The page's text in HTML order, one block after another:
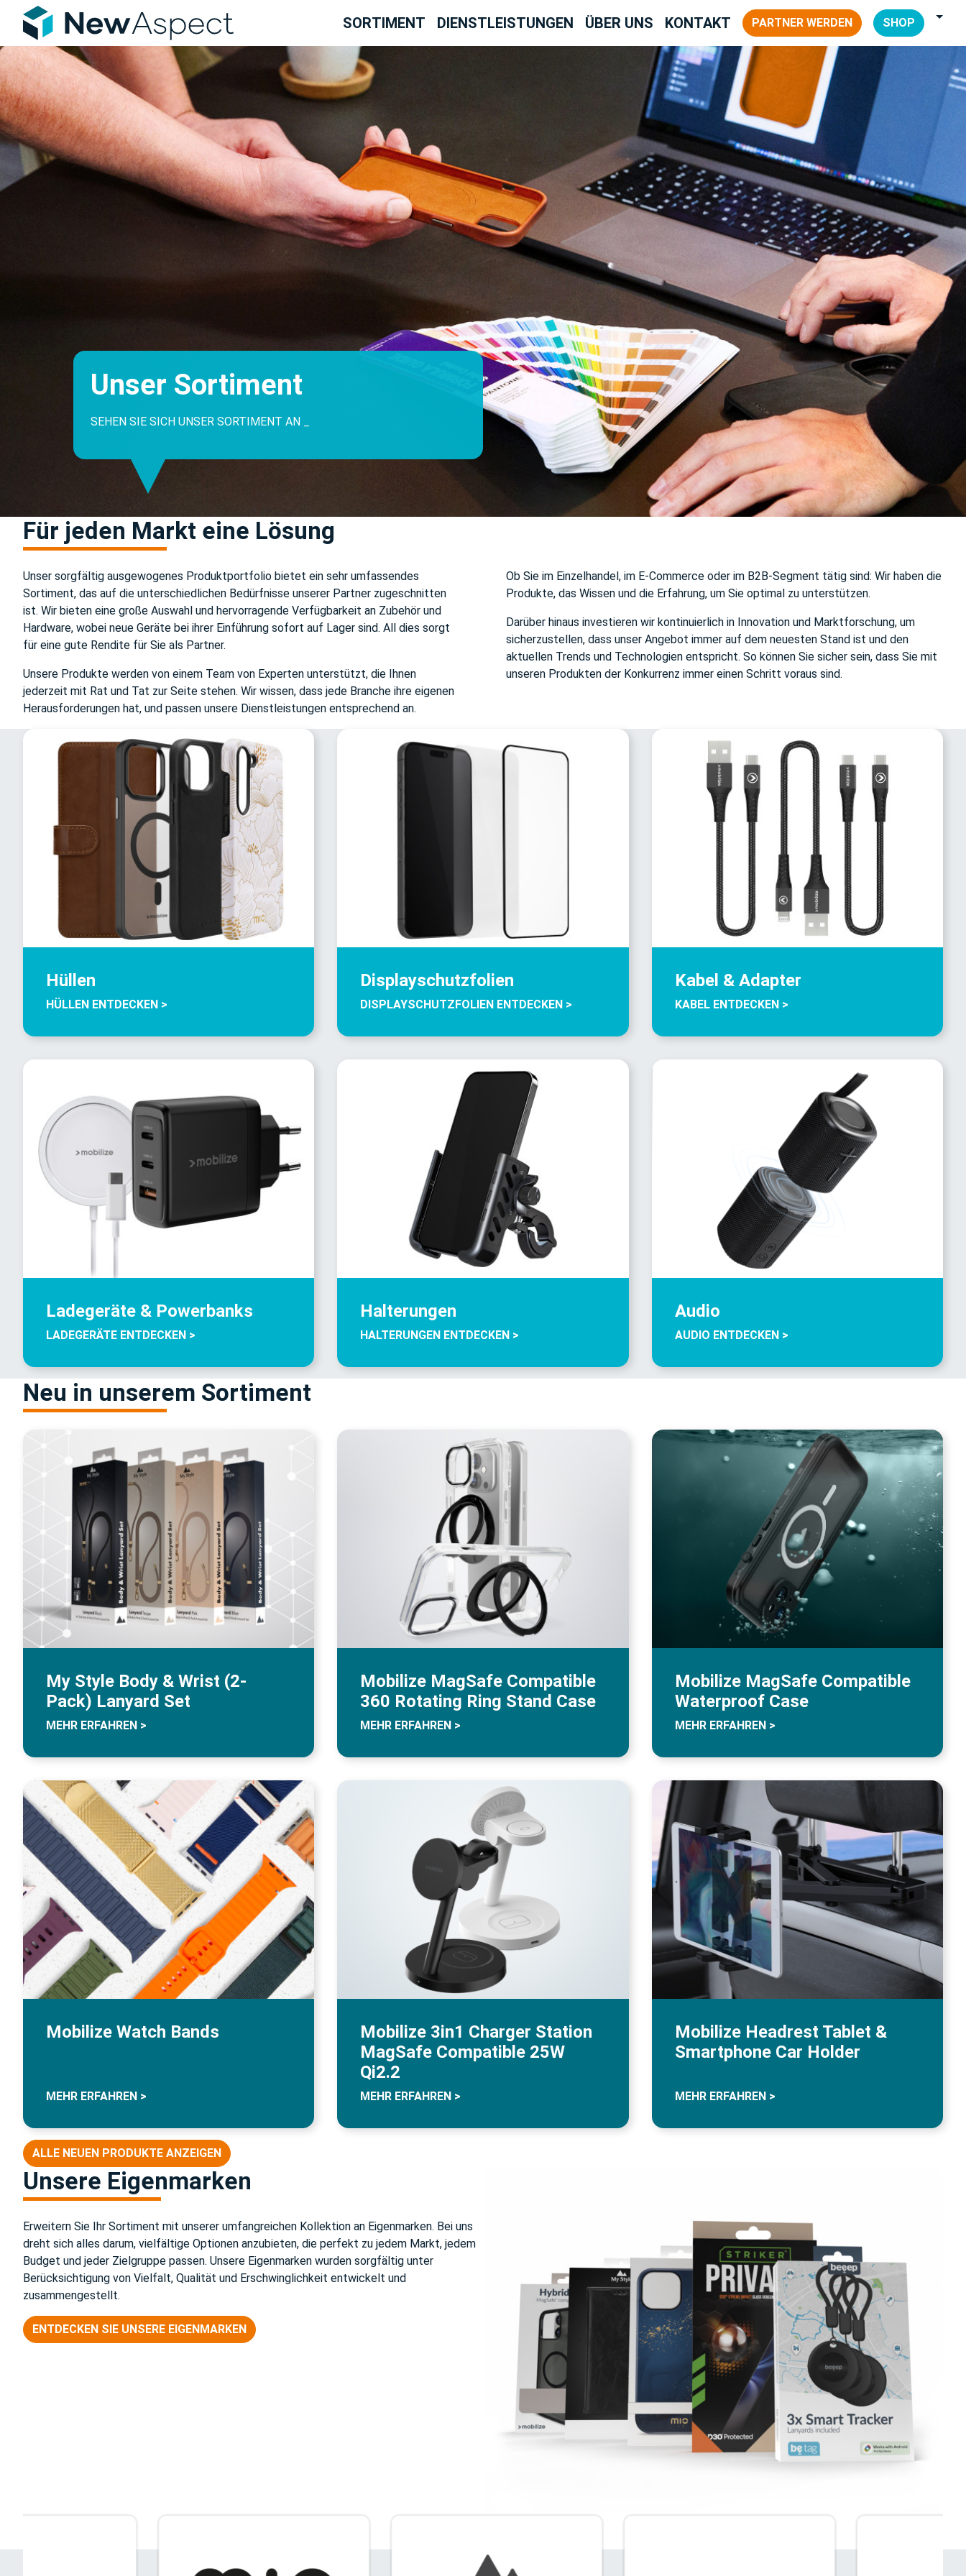
SORTIMENT DIENSTLEISTUNGEN ÜBER UNS KONTAKT PARTNER WERDEN SHOP
Unser Sortiment
SEHEN SIE SICH UNSER SORTIMENT AN
Für jeden Markt eine Lösung
Unser sorgfältig ausgewogenes Produktportfolio bietet ein sehr umfassendes
Sortiment, das auf die unterschiedlichen Bedürfnisse unserer Partner zugeschnitten
ist. Wir bieten eine große Auswahl und hervorragende Verfügbarkeit an Zubehör und
Hardware, wobei neue Geräte bei ihrer Einführung sofort auf Lager sind. All dies sorgt
für eine gute Rendite für Sie als Partner.
Unsere Produkte werden von einem Team von Experten unterstützt, die Ihnen
jederzeit mit Rat und Tat zur Seite stehen. Wir wissen, dass jede Branche ihre eigenen
Herausforderungen hat, und passen unsere Dienstleistungen entsprechend an.
Ob Sie im Einzelhandel, im E-Commerce oder im B2B-Segment tätig sind: Wir haben die
Produkte, das Wissen und die Erfahrung, um Sie optimal zu unterstützen.
Darüber hinaus investieren wir kontinuierlich in Innovation und Marktforschung, um
sicherzustellen, dass unser Angebot immer auf dem neuesten Stand ist und den
aktuellen Trends und Technologien entspricht. So können Sie sicher sein, dass Sie mit
unseren Produkten der Konkurrenz immer einen Schritt voraus sind.
Hüllen
HÜLLEN ENTDECKEN >
Displayschutzfolien
DISPLAYSCHUTZFOLIEN ENTDECKEN >
Kabel & Adapter
KABEL ENTDECKEN >
Ladegeräte & Powerbanks
LADEGERÄTE ENTDECKEN >
Halterungen
HALTERUNGEN ENTDECKEN >
Audio
AUDIO ENTDECKEN >
Neu in unserem Sortiment
My Style Body & Wrist (2-
Pack) Lanyard Set
MEHR ERFAHREN >
Mobilize MagSafe Compatible
360 Rotating Ring Stand Case
MEHR ERFAHREN >
Mobilize MagSafe Compatible
Waterproof Case
MEHR ERFAHREN >
Mobilize Watch Bands
MEHR ERFAHREN >
Mobilize 3in1 Charger Station
MagSafe Compatible 25W
Qi2.2
MEHR ERFAHREN >
Mobilize Headrest Tablet &
Smartphone Car Holder
MEHR ERFAHREN >
ALLE NEUEN PRODUKTE ANZEIGEN
Unsere Eigenmarken
Erweitern Sie Ihr Sortiment mit unserer umfangreichen Kollektion an Eigenmarken. Bei uns
dreht sich alles darum, vielfältige Optionen anzubieten, die perfekt zu jedem Markt, jedem
Budget und jeder Zielgruppe passen. Unsere Eigenmarken wurden sorgfältig unter
Berücksichtigung von Vielfalt, Qualität und Erschwinglichkeit entwickelt und
zusammengestellt.
ENTDECKEN SIE UNSERE EIGENMARKEN